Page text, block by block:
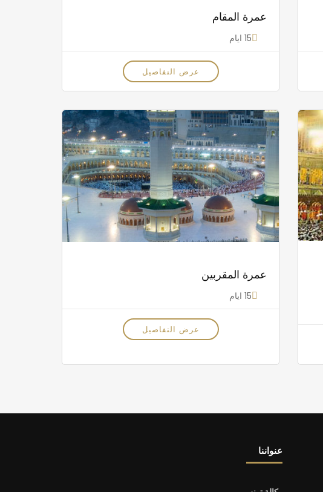
عمرة المقام
15 ايام
عرض التفاصيل
عمرة المقربين
15 ايام
عرض التفاصيل
عنواننا